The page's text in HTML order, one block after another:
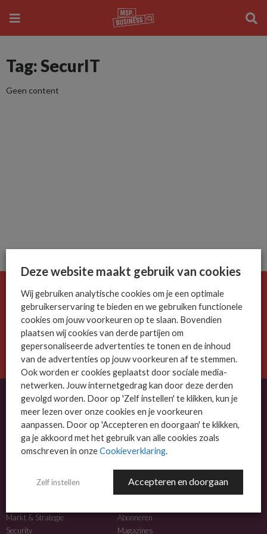
Tag: SecurIT
Geen content
De ICT-wereld is snel. Mis niets.
Meld je nu aan voor de MSP Business nieuwsbrief.
AANMELDEN
OVER MSP BUSINESS
MSP Business is het kennisplatform voor IT-dienstverleners met MKB-focus.
NIEUWS
Markt & Strategie
Security
MEER INFO
Abonneren
Magazines
Deze website maakt gebruik van cookies
Wij gebruiken analytische cookies om je een optimale
gebruikerservaring te bieden en we gebruiken functionele
cookies om jouw voorkeuren op te slaan. Bovendien
plaatsen wij cookies van derde partijen om
gepersonaliseerde advertenties te tonen en de inhoud
van de advertenties op jouw voorkeuren af te stemmen.
Ook worden er cookies geplaatst door sociale media-
netwerken. Jouw internetgedrag kan door deze derden
gevolgd worden. Door op 'Zelf instellen' te klikken, kun je
meer lezen over onze cookies en je voorkeuren
aanpassen. Door op 'Accepteren en doorgaan' te klikken,
ga je akkoord met het gebruik van alle cookies zoals
omschreven in onzeCookieverklaring.
Zelf instellen Accepteren en doorgaan